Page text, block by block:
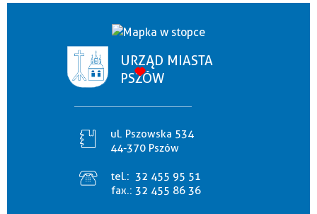
URZĄD MIASTA
PSZÓW
ul. Pszowska 534
44-370 Pszów
tel.: 32 455 95 51
fax.: 32 455 86 36